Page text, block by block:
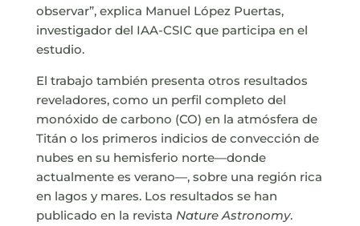
observar”, explica Manuel López Puertas,
investigador del IAA-CSIC que participa en el
estudio.
El trabajo también presenta otros resultados
reveladores, como un perfil completo del
monóxido de carbono (CO) en la atmósfera de
Titán o los primeros indicios de convección de
nubes en su hemisferio norte—donde
actualmente es verano—, sobre una región rica
en lagos y mares. Los resultados se han
publicado en la revista Nature Astronomy.